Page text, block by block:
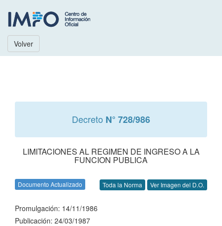
Volver
Decreto N° 728/986
LIMITACIONES AL REGIMEN DE INGRESO A LA
FUNCION PUBLICA
Documento Actualizado Toda la Norma Ver Imagen del D.O.
Promulgación: 14/11/1986
Publicación: 24/03/1987